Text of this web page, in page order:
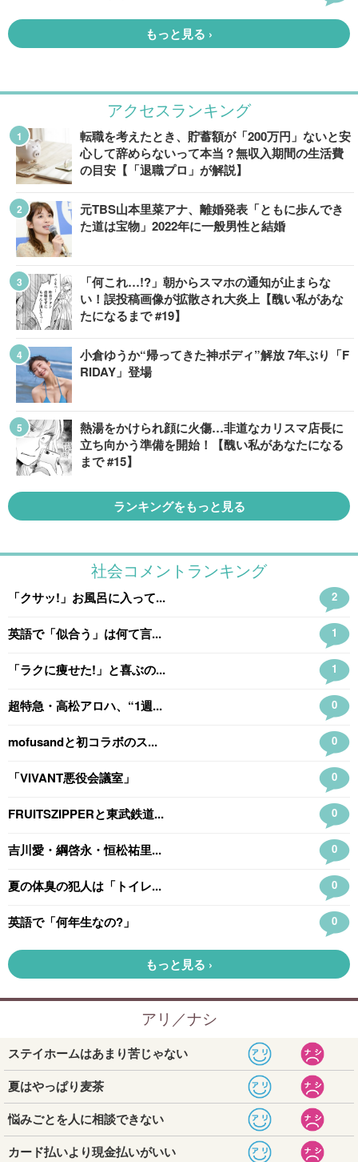
アクセスランキング
転職を考えたとき、貯蓄額が「200万円」ないと安
心して辞めらないって本当？無収入期間の生活費
の目安【「退職プロ」が解説】
元TBS山本里菜アナ、離婚発表「ともに歩んでき
た道は宝物」2022年に一般男性と結婚
「何これ…!?」朝からスマホの通知が止まらな
い！誤投稿画像が拡散され大炎上【醜い私があな
たになるまで #19】
小倉ゆうか“帰ってきた神ボディ”解放 7年ぶり「F
RIDAY」登場
熱湯をかけられ顔に火傷…非道なカリスマ店長に
立ち向かう準備を開始！【醜い私があなたになる
まで #15】
ランキングをもっと見る